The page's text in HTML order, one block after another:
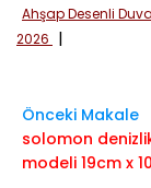
Ahşap Desenli
2026 |
Önceki Makale
solomon
modeli 19cm x